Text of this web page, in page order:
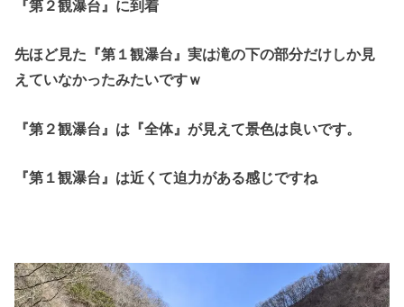
『第２観瀑台』に到着
先ほど見た『第１観瀑台』実は滝の下の部分だけしか見
えていなかったみたいですｗ
『第２観瀑台』は『全体』が見えて景色は良いです。
『第１観瀑台』は近くて迫力がある感じですね